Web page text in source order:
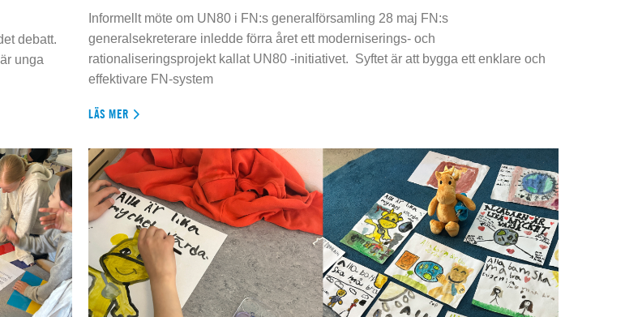
debatt.
unga
Informellt möte om UN80 i FN:s generalförsamling 28 maj FN:s
generalsekreterare inledde förra året ett moderniserings- och
rationaliseringsprojekt kallat UN80 -initiativet. Syftet är att bygga ett enklare och
effektivare FN-system
LÄS MER